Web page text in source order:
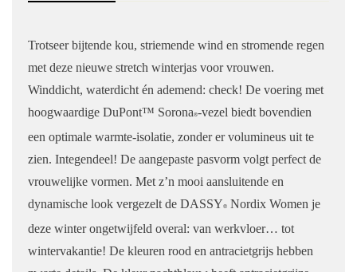
Trotseer bijtende kou, striemende wind en stromende regen
met deze nieuwe stretch winterjas voor vrouwen.
Winddicht, waterdicht én ademend: check! De voering met
hoogwaardige DuPont™ Sorona®-vezel biedt bovendien
een optimale warmte-isolatie, zonder er volumineus uit te
zien. Integendeel! De aangepaste pasvorm volgt perfect de
vrouwelijke vormen. Met z’n mooi aansluitende en
dynamische look vergezelt de DASSY® Nordix Women je
deze winter ongetwijfeld overal: van werkvloer… tot
wintervakantie! De kleuren rood en antracietgrijs hebben